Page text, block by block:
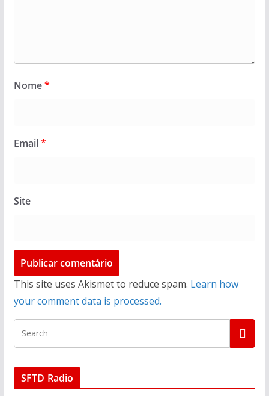
Nome*
Email*
Site
This site uses Akismet to reduce spam. Learn how
your comment data is processed.
SFTD Radio